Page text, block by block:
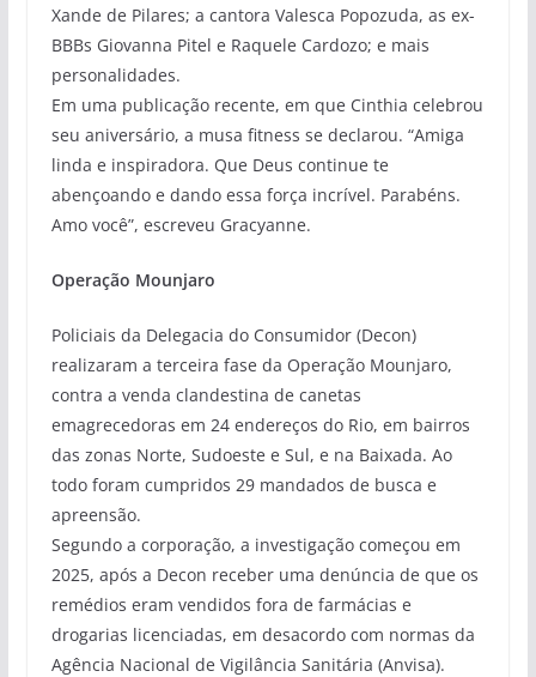
Xande de Pilares; a cantora Valesca Popozuda, as ex-
BBBs Giovanna Pitel e Raquele Cardozo; e mais
personalidades.
Em uma publicação recente, em que Cinthia celebrou
seu aniversário, a musa fitness se declarou. “Amiga
linda e inspiradora. Que Deus continue te
abençoando e dando essa força incrível. Parabéns.
Amo você”, escreveu Gracyanne.
Operação Mounjaro
Policiais da Delegacia do Consumidor (Decon)
realizaram a terceira fase da Operação Mounjaro,
contra a venda clandestina de canetas
emagrecedoras em 24 endereços do Rio, em bairros
das zonas Norte, Sudoeste e Sul, e na Baixada. Ao
todo foram cumpridos 29 mandados de busca e
apreensão.
Segundo a corporação, a investigação começou em
2025, após a Decon receber uma denúncia de que os
remédios eram vendidos fora de farmácias e
drogarias licenciadas, em desacordo com normas da
Agência Nacional de Vigilância Sanitária (Anvisa).